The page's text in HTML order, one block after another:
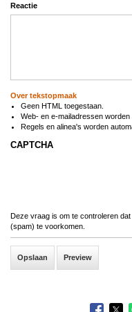
Reactie
Over tekstopmaak
Geen HTML toegestaan.
Web- en e-mailadressen
Regels en alinea's worden
CAPTCHA
Deze vraag is om te controleren
(spam) te voorkomen.